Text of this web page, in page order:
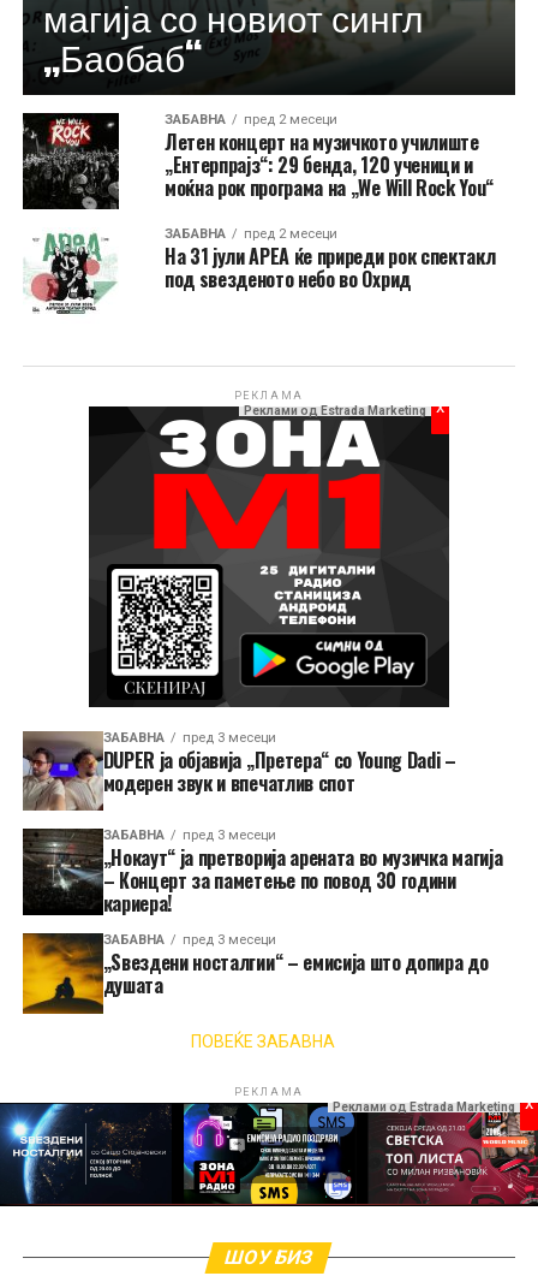
магија со новиот сингл
„Баобаб“
ЗАБАВНА пред 2 месеци
Летен концерт на музичкото училиште
„Ентерпрајз“: 29 бенда, 120 ученици и
моќна рок програма на „We Will Rock You“
ЗАБАВНА пред 2 месеци
На 31 јули АРЕА ќе приреди рок спектакл
под ѕвезденото небо во Охрид
РЕКЛАМА
Реклами од Estrada Marketing x
ЗАБАВНА пред 3 месеци
DUPER ја објавија „Претера“ со Young Dadi –
модерен звук и впечатлив спот
ЗАБАВНА пред 3 месеци
„Нокаут“ ја претворија арената во музичка магија
– Концерт за паметење по повод 30 години
кариера!
ЗАБАВНА пред 3 месеци
„Ѕвездени носталгии“ – емисија што допира до
душата
ПОВЕЌЕ ЗАБАВНА
РЕКЛАМА
Реклами од Estrada Marketing x
ШОУ БИЗ